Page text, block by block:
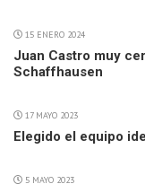
15 ENERO 2024
Juan Castro muy
Schaffhausen
17 MAYO 2023
Elegido el equipo
5 MAYO 2023